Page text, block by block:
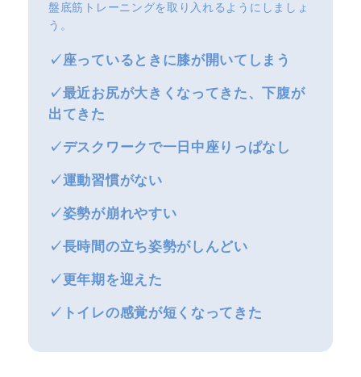
盤底筋トレーニングを取り入れるようにしましょ
う。
✓座っているときに膝が開いてしまう
✓最近お尻が大きくなってきた、下腹が
出てきた
✓デスクワークで一日中座りっぱなし
✓運動習慣がない
✓姿勢が崩れやすい
✓長時間の立ち姿勢がしんどい
✓更年期を迎えた
✓トイレの感覚が短くなってきた